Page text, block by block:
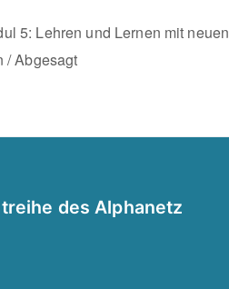
5: Lehren und Lernen mit neuen
/ Abgesagt
des Alphanetz